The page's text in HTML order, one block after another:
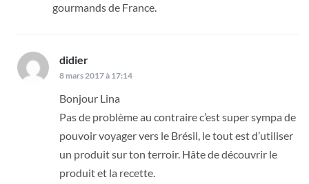
gourmands de France.
didier
8 mars 2017 à 17:14
Bonjour Lina
Pas de problème au contraire c’est super sympa de
pouvoir voyager vers le Brésil, le tout est d’utiliser
un produit sur ton terroir. Hâte de découvrir le
produit et la recette.